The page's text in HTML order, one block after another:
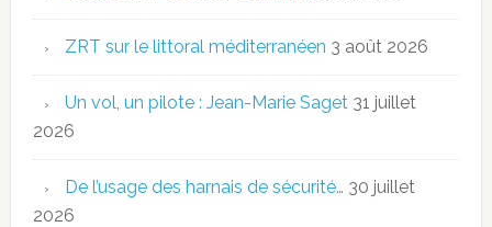
ZRT sur le littoral méditerranéen 3 août 2026
Un vol, un pilote : Jean-Marie Saget 31 juillet
2026
De l’usage des harnais de sécurité… 30 juillet
2026